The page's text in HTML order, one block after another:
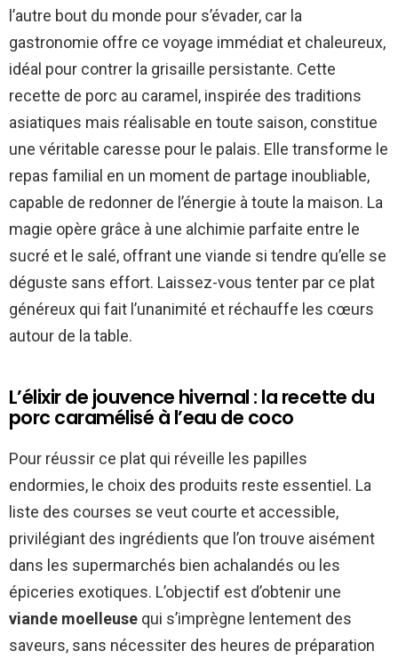
l’autre bout du monde pour s’évader, car la
gastronomie offre ce voyage immédiat et chaleureux,
idéal pour contrer la grisaille persistante. Cette
recette de porc au caramel, inspirée des traditions
asiatiques mais réalisable en toute saison, constitue
une véritable caresse pour le palais. Elle transforme le
repas familial en un moment de partage inoubliable,
capable de redonner de l’énergie à toute la maison. La
magie opère grâce à une alchimie parfaite entre le
sucré et le salé, offrant une viande si tendre qu’elle se
déguste sans effort. Laissez-vous tenter par ce plat
généreux qui fait l’unanimité et réchauffe les cœurs
autour de la table.
L’élixir de jouvence hivernal : la recette du
porc caramélisé à l’eau de coco
Pour réussir ce plat qui réveille les papilles
endormies, le choix des produits reste essentiel. La
liste des courses se veut courte et accessible,
privilégiant des ingrédients que l’on trouve aisément
dans les supermarchés bien achalandés ou les
épiceries exotiques. L’objectif est d’obtenir une
viande moelleuse qui s’imprègne lentement des
saveurs, sans nécessiter des heures de préparation